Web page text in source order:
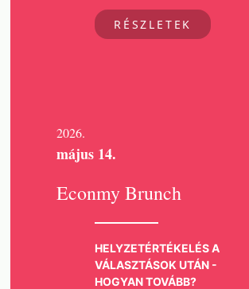
RÉSZLETEK
2026.
május 14.
Econmy Brunch
HELYZETÉRTÉKELÉS A
VÁLASZTÁSOK UTÁN -
HOGYAN TOVÁBB?